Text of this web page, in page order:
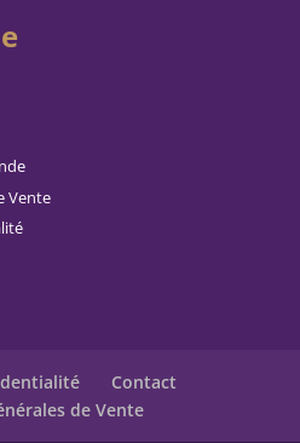
Vente
Contact
de Vente